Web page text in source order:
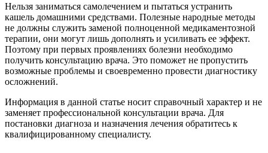
Нельзя заниматься самолечением и пытаться устранить
кашель домашними средствами. Полезные народные методы
не должны служить заменой полноценной медикаментозной
терапии, они могут лишь дополнять и усиливать ее эффект.
Поэтому при первых проявлениях болезни необходимо
получить консультацию врача. Это поможет не пропустить
возможные проблемы и своевременно провести диагностику
осложнений.
Информация в данной статье носит справочный характер и не
заменяет профессиональной консультации врача. Для
постановки диагноза и назначения лечения обратитесь к
квалифицированному специалисту.